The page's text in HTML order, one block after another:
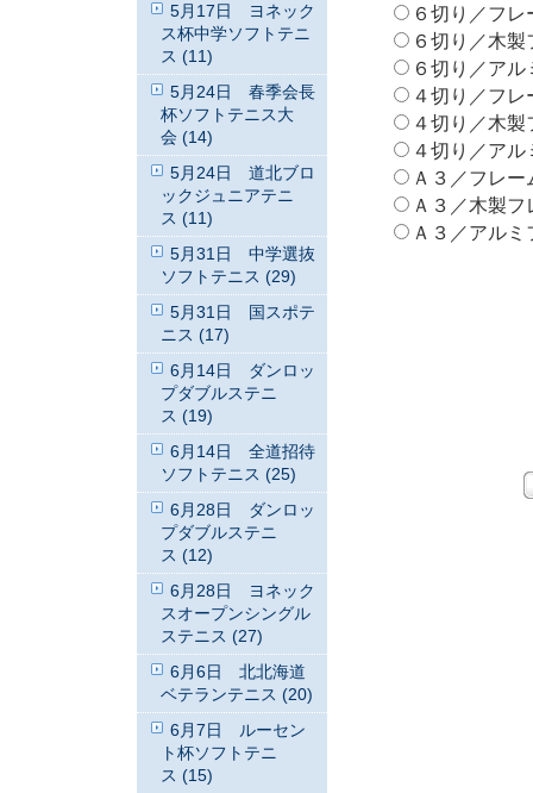
６切り／フ
６切り／木
６切り／ア
４切り／フレ
４切り／木製
４切り／アル
Ａ３／フレ
Ａ３／木製
Ａ３／アル
5月17日 ヨネック
ス杯中学ソフトテニ
ス (11)
5月24日 春季会長
杯ソフトテニス大
会 (14)
5月24日 道北ブロ
ックジュニアテニ
ス (11)
5月31日 中学選抜
ソフトテニス (29)
5月31日 国スポテ
ニス (17)
6月14日 ダンロッ
プダブルステニ
ス (19)
6月14日 全道招待
ソフトテニス (25)
6月28日 ダンロッ
プダブルステニ
ス (12)
6月28日 ヨネック
スオープンシングル
ステニス (27)
6月6日 北北海道
ベテランテニス (20)
6月7日 ルーセン
ト杯ソフトテニ
ス (15)